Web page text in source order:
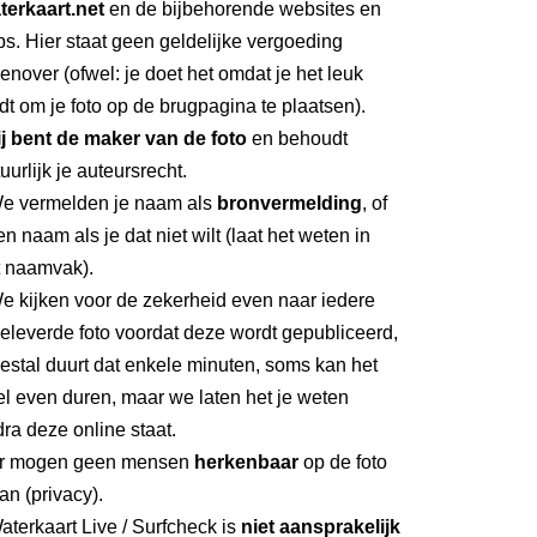
en de bijbehorende websites en
Hier staat geen geldelijke vergoeding
(ofwel: je doet het omdat je het leuk
om je foto op de brugpagina te plaatsen).
bent de maker van de foto en behoudt
je auteursrecht.
vermelden je naam als bronvermelding, of
naam als je dat niet wilt (laat het weten in
naamvak).
kijken voor de zekerheid even naar iedere
foto voordat deze wordt gepubliceerd,
duurt dat enkele minuten, soms kan het
even duren, maar we laten het je weten
deze online staat.
mogen geen mensen herkenbaar op de foto
(privacy).
Live / Surfcheck is niet aansprakelijk